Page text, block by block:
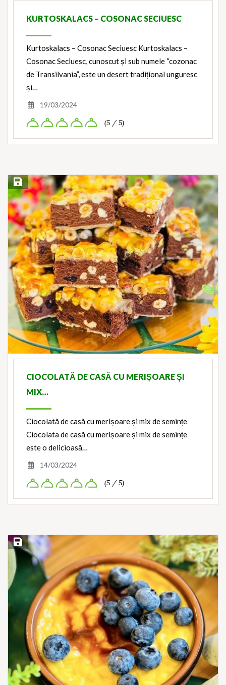
KURTOSKALACS – COSONAC SECIUESC
Kurtoskalacs – Cosonac Seciuesc Kurtoskalacs –
Cosonac Seciuesc, cunoscut și sub numele “cozonac
de Transilvania”, este un desert tradițional unguresc
și…
19/03/2024
(5 / 5)
Save Recipe
CIOCOLATĂ DE CASĂ CU MERIȘOARE ȘI
MIX…
Ciocolată de casă cu merișoare și mix de semințe
Ciocolata de casă cu merișoare și mix de semințe
este o delicioasă…
14/03/2024
(5 / 5)
Save Recipe